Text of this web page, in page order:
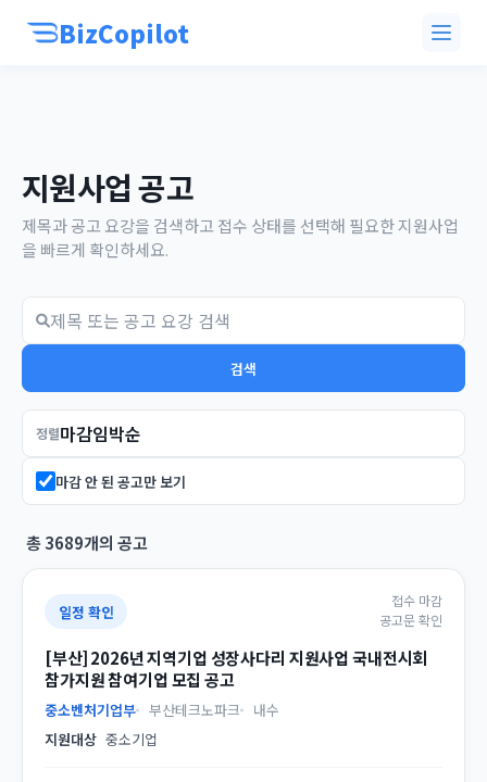
BizCopilot
지원사업 공고
제목과 공고 요강을 검색하고 접수 상태를 선택해 필요한 지원사업
을 빠르게 확인하세요.
검색
정렬
마감 안 된 공고만 보기
총 3689개의 공고
일정 확인
[부산] 2026년 지역기업 성장사다리 지원사업 국내전시회
참가지원 참여기업 모집 공고
중소벤처기업부 부산테크노파크
내수
지원대상 중소기업
접수 마감
공고문 확인